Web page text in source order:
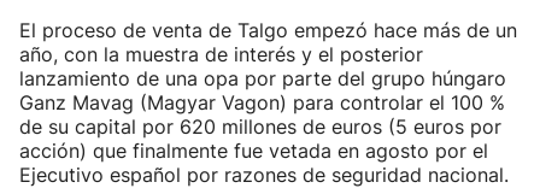
El proceso de venta de Talgo empezó hace más de un
año, con la muestra de interés y el posterior
lanzamiento de una opa por parte del grupo húngaro
Ganz Mavag (Magyar Vagon) para controlar el 100 %
de su capital por 620 millones de euros (5 euros por
acción) que finalmente fue vetada en agosto por el
Ejecutivo español por razones de seguridad nacional.